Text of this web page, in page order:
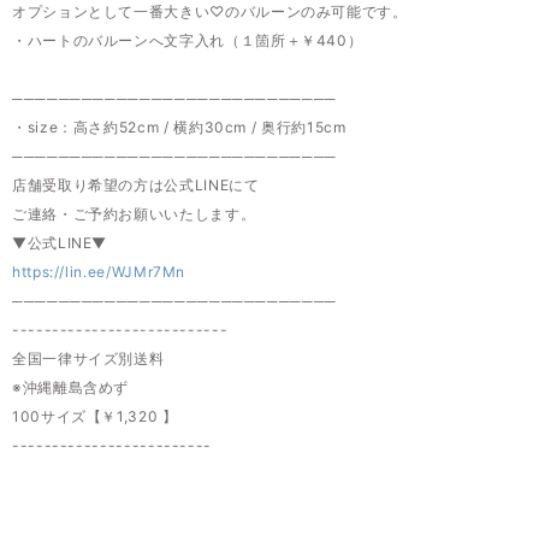
オプションとして一番大きい♡のバルーンのみ可能です。
・ハートのバルーンへ文字入れ（１箇所＋￥440）
────────────────────────────
・size：高さ約52cm / 横約30cm / 奥行約15cm
────────────────────────────
店舗受取り希望の方は公式LINEにて
ご連絡・ご予約お願いいたします。
▼公式LINE▼
https://lin.ee/WJMr7Mn
────────────────────────────
---------------------------
全国一律サイズ別送料
※沖縄離島含めず
100サイズ【￥1,320 】
-------------------------